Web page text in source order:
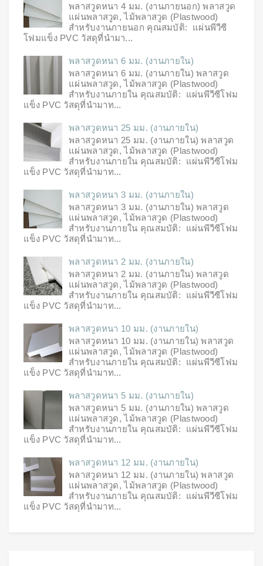
พลาสวูดหนา 4 มม. (งานภายนอก) พลาสวูด
แผ่นพลาสวูด, ไม้พลาสวูด (Plastwood)
สำหรับงานภายนอก คุณสมบัติ: แผ่นพีวีซี
โฟมแข็ง PVC วัสดุที่นำมา...
พลาสวูดหนา 6 มม. (งานภายใน)
พลาสวูดหนา 6 มม. (งานภายใน) พลาสวูด
แผ่นพลาสวูด, ไม้พลาสวูด (Plastwood)
สำหรับงานภายใน คุณสมบัติ: แผ่นพีวีซีโฟม
แข็ง PVC วัสดุที่นำมาท...
พลาสวูดหนา 25 มม. (งานภายใน)
พลาสวูดหนา 25 มม. (งานภายใน) พลาสวูด
แผ่นพลาสวูด, ไม้พลาสวูด (Plastwood)
สำหรับงานภายใน คุณสมบัติ: แผ่นพีวีซีโฟม
แข็ง PVC วัสดุที่นำมาท...
พลาสวูดหนา 3 มม. (งานภายใน)
พลาสวูดหนา 3 มม. (งานภายใน) พลาสวูด
แผ่นพลาสวูด, ไม้พลาสวูด (Plastwood)
สำหรับงานภายใน คุณสมบัติ: แผ่นพีวีซีโฟม
แข็ง PVC วัสดุที่นำมาท...
พลาสวูดหนา 2 มม. (งานภายใน)
พลาสวูดหนา 2 มม. (งานภายใน) พลาสวูด
แผ่นพลาสวูด, ไม้พลาสวูด (Plastwood)
สำหรับงานภายใน คุณสมบัติ: แผ่นพีวีซีโฟม
แข็ง PVC วัสดุที่นำมาท...
พลาสวูดหนา 10 มม. (งานภายใน)
พลาสวูดหนา 10 มม. (งานภายใน) พลาสวูด
แผ่นพลาสวูด, ไม้พลาสวูด (Plastwood)
สำหรับงานภายใน คุณสมบัติ: แผ่นพีวีซีโฟม
แข็ง PVC วัสดุที่นำมาท...
พลาสวูดหนา 5 มม. (งานภายใน)
พลาสวูดหนา 5 มม. (งานภายใน) พลาสวูด
แผ่นพลาสวูด, ไม้พลาสวูด (Plastwood)
สำหรับงานภายใน คุณสมบัติ: แผ่นพีวีซีโฟม
แข็ง PVC วัสดุที่นำมาท...
พลาสวูดหนา 12 มม. (งานภายใน)
พลาสวูดหนา 12 มม. (งานภายใน) พลาสวูด
แผ่นพลาสวูด, ไม้พลาสวูด (Plastwood)
สำหรับงานภายใน คุณสมบัติ: แผ่นพีวีซีโฟม
แข็ง PVC วัสดุที่นำมาท...